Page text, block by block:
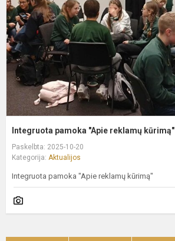
Integruota pamoka "Apie reklamų kūrimą"
Paskelbta: 2025-10-20
Kategorija: Aktualijos
Integruota pamoka "Apie reklamų kūrimą"